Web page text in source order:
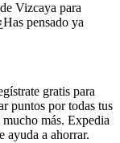
Vizcaya para
pensado ya
gratis para
puntos por todas tus
más. Expedia
ayuda a ahorrar.